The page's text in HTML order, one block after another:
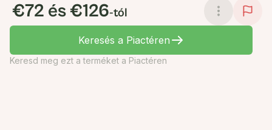
€72 és €126-tól
Keresés a Piactéren
Keresd meg ezt a terméket a Piactéren